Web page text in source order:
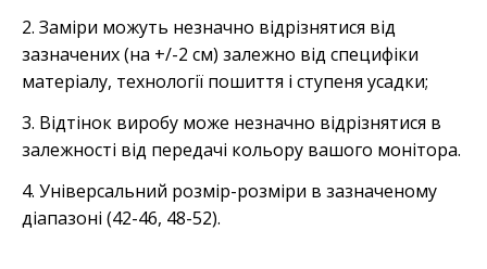
2. Заміри можуть незначно відрізнятися від
зазначених (на +/-2 см) залежно від специфіки
матеріалу, технології пошиття і ступеня усадки;
3. Відтінок виробу може незначно відрізнятися в
залежності від передачі кольору вашого монітора.
4. Універсальний розмір-розміри в зазначеному
діапазоні (42-46, 48-52).